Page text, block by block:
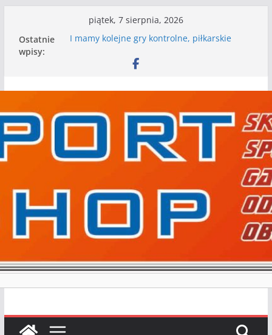
treści
piątek, 7 sierpnia, 2026
Ostatnie
wpisy:
I mamy kolejne gry kontrolne, piłkarskie
Mecz o wygraną w I Edycji Lidze Szóstek Piłki
Nasze piłkarskie zespoły w toku przygotowań
Kolejne gry kontrolne naszych piłkarskich
zespołów za nami
WKS wygrywa pierwszą edycję Ligi Szóstek w
Gwdzie Wielkiej